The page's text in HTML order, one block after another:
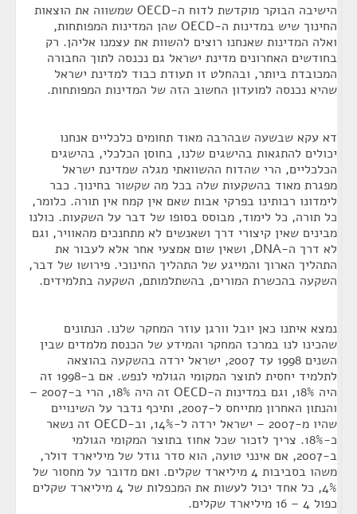
הישיבה הבוקר מוקדשת לדוח ה-OECD שמשווה את הוצאות
החינוך שיש במדינות ה-OECD שהן המדינות המפותחות,
ואלה המדינות שאנחנו רוצים להשוות את עצמנו אליהן. רק
בחודשים האחרונים מדינת ישראל גם נכנסה לתוך החבורה
המכובדת ביותר, ובהחלט זו תעודת כבוד למדינת ישראל
שהיא נכנסה למועדון החשוב הזה של המדינות המפותחות.
דא עקא שבשעה שבהרבה מאוד תחומים כלכליים אנחנו
יכולים להתגאות בהישגים שלנו, בחוסן הכלכלי, בהישגים
הכלכליים, הרי שהדוח ההשוואתי מגלה שמדינת ישראל
מפגרת מאוד בהשקעות שלה בכל מה שקשור בחינוך. כבר
לימדונו רבותינו בפרקי אבות שאם אין קמח אין תורה. כלומר,
כל תורה, כל לימוד, מבוסס בסופו של דבר על השקעות. כולנו
מבינים שאין קיצורי דרך ושאנשים לא מתחנכים מהאוויר, וגם
לא דרך ה-DNA, ושאין שום אמצעי אחר אלא לעבור את
התהליך הארוך והמייגע של התהליך החינוכי. פירושו של דבר,
השקעה בהכשרת המורים, בהשתלמותם, השקעה בתלמידים.
נמצא איתנו כאן יובל וורגן עוזר המחקר שלנו. הנתונים
שהכינו לנו במרכז המחקר והמידע של הכנסת מלמדים שבין
השנים 1998 עד 2007, ישראל ירדה בהשקעה בהוצאה
לתלמיד יחסית לתוצר המקומי הגולמי לנפש. אם ב-1998 זה
היה 18%, וגם במדינות ה-OECD זה היה 18%, הרי ב-2007 –
והנתון האחרון מתייחס ל-2007, ותיכף נדבר על השינויים
שהיו מ-2007 – ישראל ירדה ל-14%, וב-OECD זה נשאר
כ-18%. צריך לזכור שכל אחוז בתוצר המקומי הגולמי
ב-2007, אם אינני טועה, הוא סדר גודל של מיליארד דולר,
משהו בסביבות 4 מיליארד שקלים. ואם מדובר על מחסור של
4%, כל אחד יכול לעשות את המכפלות של 4 מיליארד שקלים
כפול 4 – 16 מיליארד שקלים.